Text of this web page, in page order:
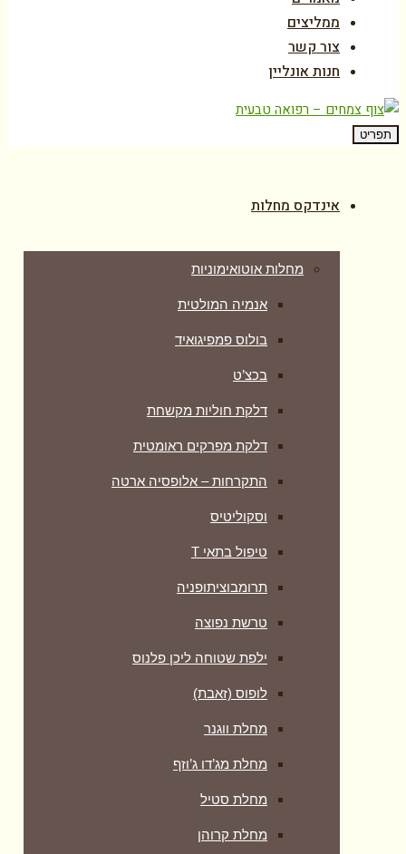
ממליצים
צור קשר
חנות אונליין
תפריט
אינדקס מחלות
מחלות אוטואימוניות
אנמיה המולטית
בולוס פמפיגואיד
בכצ’ט
דלקת חוליות מקשחת
דלקת מפרקים ראומטית
התקרחות – אלופסיה ארטה
וסקוליטיס
טיפול בתאי T
תרומבוציתופניה
טרשת נפוצה
ילפת שטוחה ליכן פלנוס
לופוס (זאבת)
מחלת ווגנר
מחלת מג’דו ג’וזף
מחלת סטיל
מחלת קרוהן